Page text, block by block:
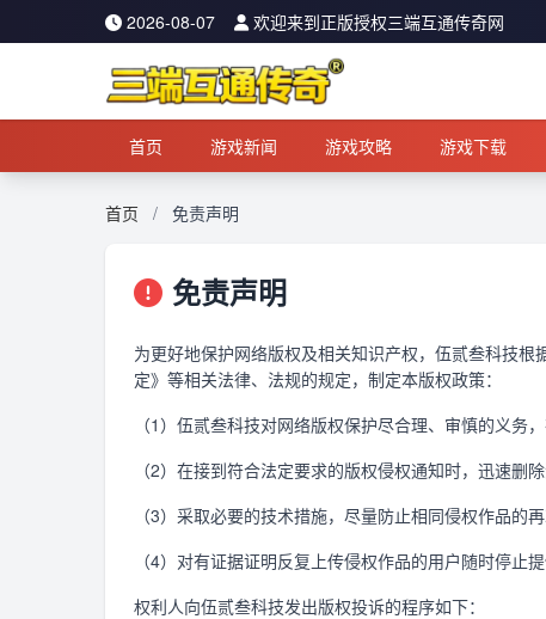
2026-08-07 欢迎来到正版授权三端互通传奇网
首页 游戏新闻 游戏攻略 游戏下载
首页 / 免责声明
免责声明
为更好地保护网络版权及相关知识产权，伍贰叁科技
定》等相关法律、法规的规定，制定本版权政策：
（1）伍贰叁科技对网络版权保护尽合理、审慎的义务
（2）在接到符合法定要求的版权侵权通知时，迅速删
（3）采取必要的技术措施，尽量防止相同侵权作品的再
（4）对有证据证明反复上传侵权作品的用户随时停止
权利人向伍贰叁科技发出版权投诉的程序如下：